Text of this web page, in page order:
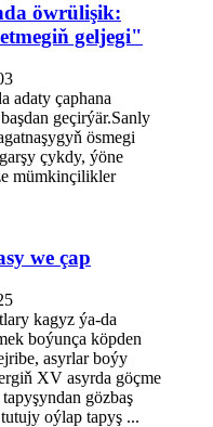
öwrülişik:
geljegi"
adaty çaphana
geçirýär.Sanly
ösmegi
çykdy, ýöne
mümkinçilikler
we çap
kagyz ýa-da
boýunça köpden
asyrlar boýy
XV asyrda göçme
gözbaş
oýlap tapyş ...